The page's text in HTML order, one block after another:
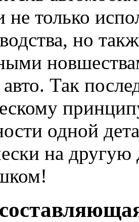
не только
но
авто. Так
одной
на